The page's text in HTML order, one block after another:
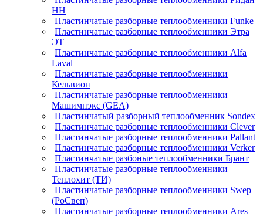
НН
Пластинчатые разборные теплообменники Funke
Пластинчатые разборные теплообменники Этра
ЭТ
Пластинчатые разборные теплообменники Alfa
Laval
Пластинчатые разборные теплообменники
Кельвион
Пластинчатые разборные теплообменники
Машимпэкс (GEA)
Пластинчатый разборный теплообменник Sondex
Пластинчатые разборные теплообменники Clever
Пластинчатые разборные теплообменники Pallant
Пластинчатые разборные теплообменники Verker
Пластинчатые разбоные теплообменники Брант
Пластинчатые разборные теплообменники
Теплохит (ТИ)
Пластинчатые разборные теплообменники Swep
(РоСвеп)
Пластинчатые разборные теплообменники Ares